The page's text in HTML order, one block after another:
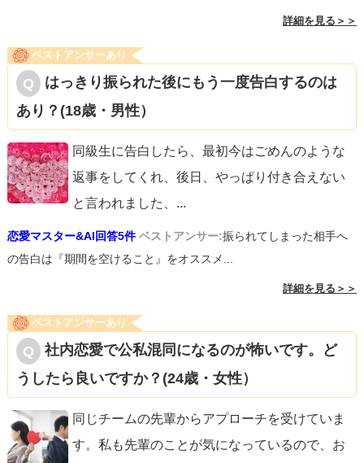
詳細を見る＞＞
ベストアンサーあり
はっきり振られた後にもう一度告白するのは
あり？(18歳・男性）
同級生に告白したら、最初今はごめんのような
返事をしてくれ、後日、やっぱり付き合えない
と言われました、 ...
恋愛マスター&AI回答5件 ベストアンサー:振られてしまった相手へ
の告白は『期間を空けること』をオススメ...
詳細を見る＞＞
ベストアンサーあり
社内恋愛で公私混同になるのが怖いです。ど
うしたら良いですか？(24歳・女性）
同じチームの先輩からアプローチを受けていま
す。私も先輩のことが気になっているので、お